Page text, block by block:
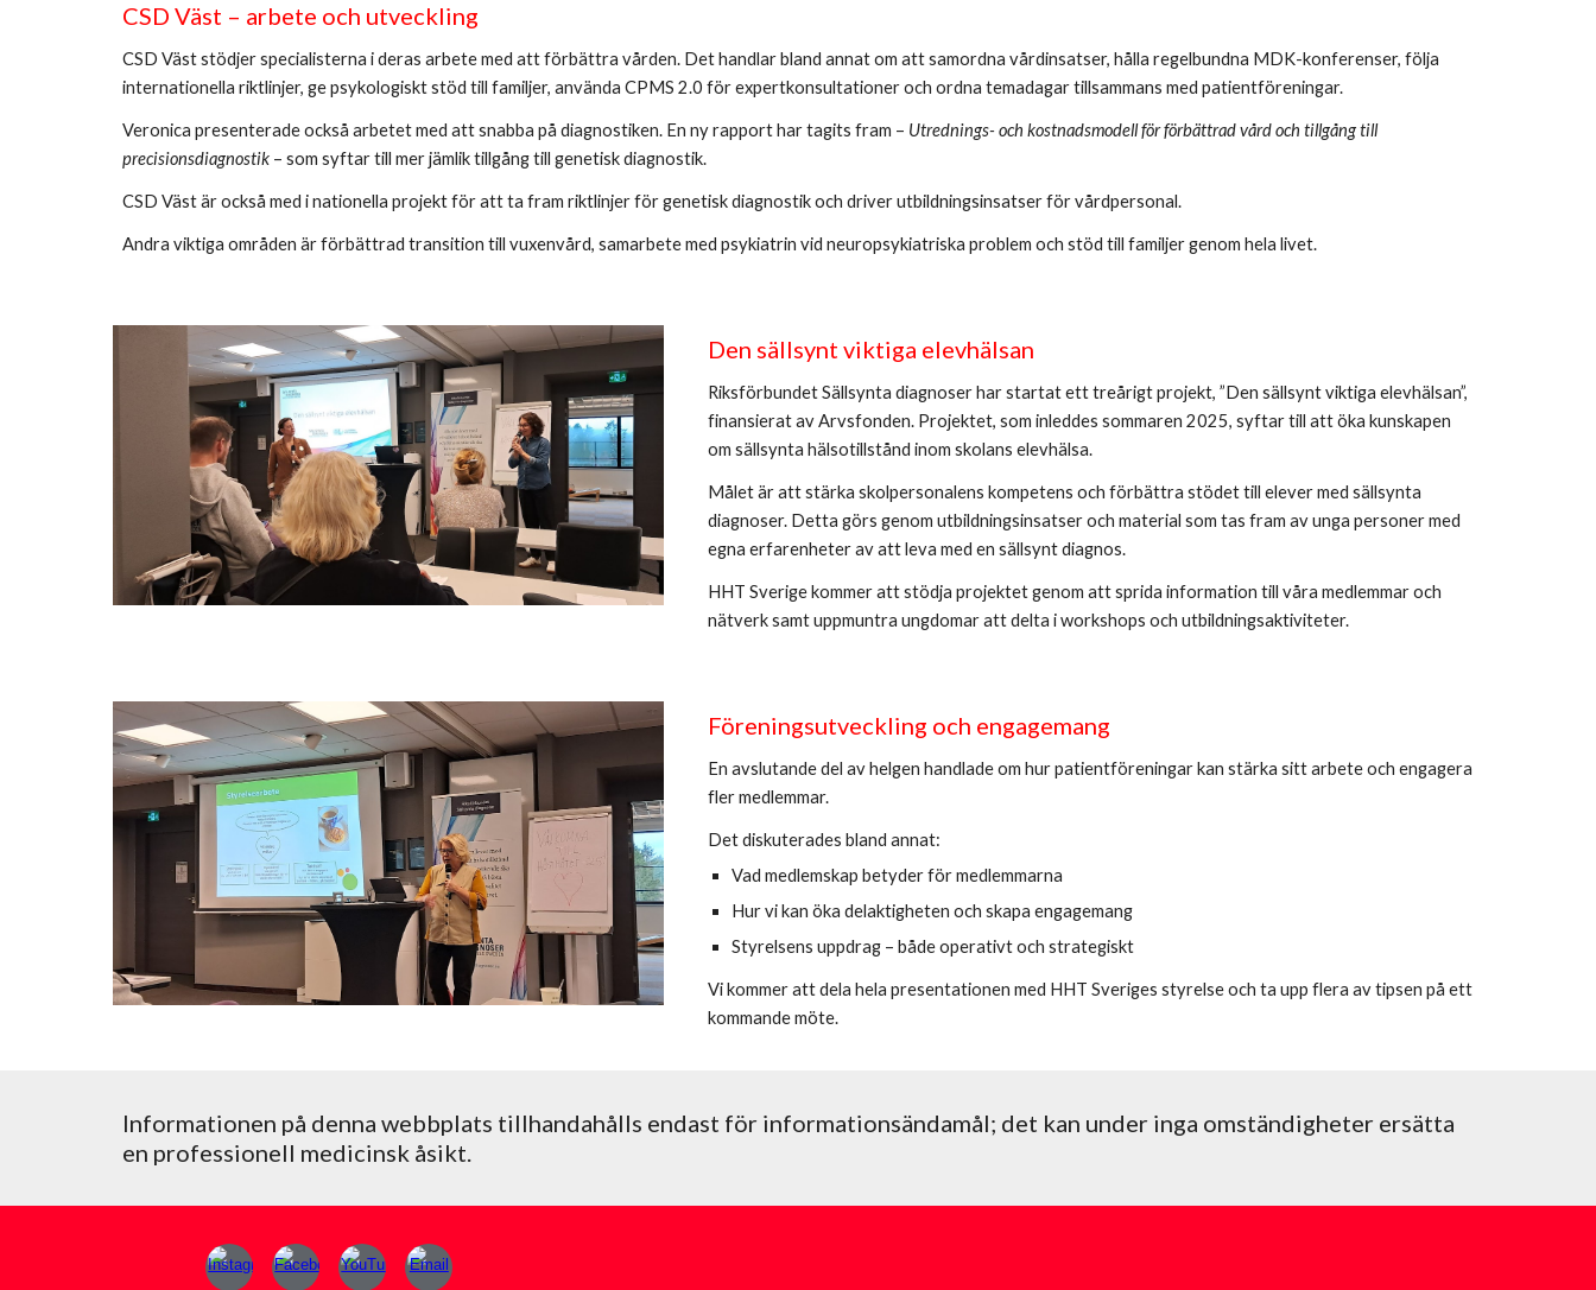
CSD Väst – arbete och utveckling
CSD Väst stödjer specialisterna i deras arbete med att förbättra vården. Det handlar bland annat om att samordna vårdinsatser, hålla regelbundna MDK-konferenser, följa
internationella riktlinjer, ge psykologiskt stöd till familjer, använda CPMS 2.0 för expertkonsultationer och ordna temadagar tillsammans med patientföreningar.
Veronica presenterade också arbetet med att snabba på diagnostiken. En ny rapport har tagits fram – Utrednings- och kostnadsmodell för förbättrad vård och tillgång till
precisionsdiagnostik– som syftar till mer jämlik tillgång till genetisk diagnostik.
CSD Väst är också med i nationella projekt för att ta fram riktlinjer för genetisk diagnostik och driver utbildningsinsatser för vårdpersonal.
Andra viktiga områden är förbättrad transition till vuxenvård, samarbete med psykiatrin vid neuropsykiatriska problem och stöd till familjer genom hela livet.
Den sällsynt viktiga elevhälsan
Riksförbundet Sällsynta diagnoser har startat ett treårigt projekt, ”Den sällsynt viktiga elevhälsan”,
finansierat av Arvsfonden. Projektet, som inleddes sommaren 2025, syftar till att öka kunskapen
om sällsynta hälsotillstånd inom skolans elevhälsa.
Målet är att stärka skolpersonalens kompetens och förbättra stödet till elever med sällsynta
diagnoser. Detta görs genom utbildningsinsatser och material som tas fram av unga personer med
egna erfarenheter av att leva med en sällsynt diagnos.
HHT Sverige kommer att stödja projektet genom att sprida information till våra medlemmar och
nätverk samt uppmuntra ungdomar att delta i workshops och utbildningsaktiviteter.
Föreningsutveckling och engagemang
En avslutande del av helgen handlade om hur patientföreningar kan stärka sitt arbete och engagera
fler medlemmar.
Det diskuterades bland annat:
Vad medlemskap betyder för medlemmarna
Hur vi kan öka delaktigheten och skapa engagemang
Styrelsens uppdrag – både operativt och strategiskt
Vi kommer att dela hela presentationen med HHT Sveriges styrelse och ta upp flera av tipsen på ett
kommande möte.
Informationen på denna webbplats tillhandahålls endast för informationsändamål; det kan under inga omständigheter ersätta
en professionell medicinsk åsikt.